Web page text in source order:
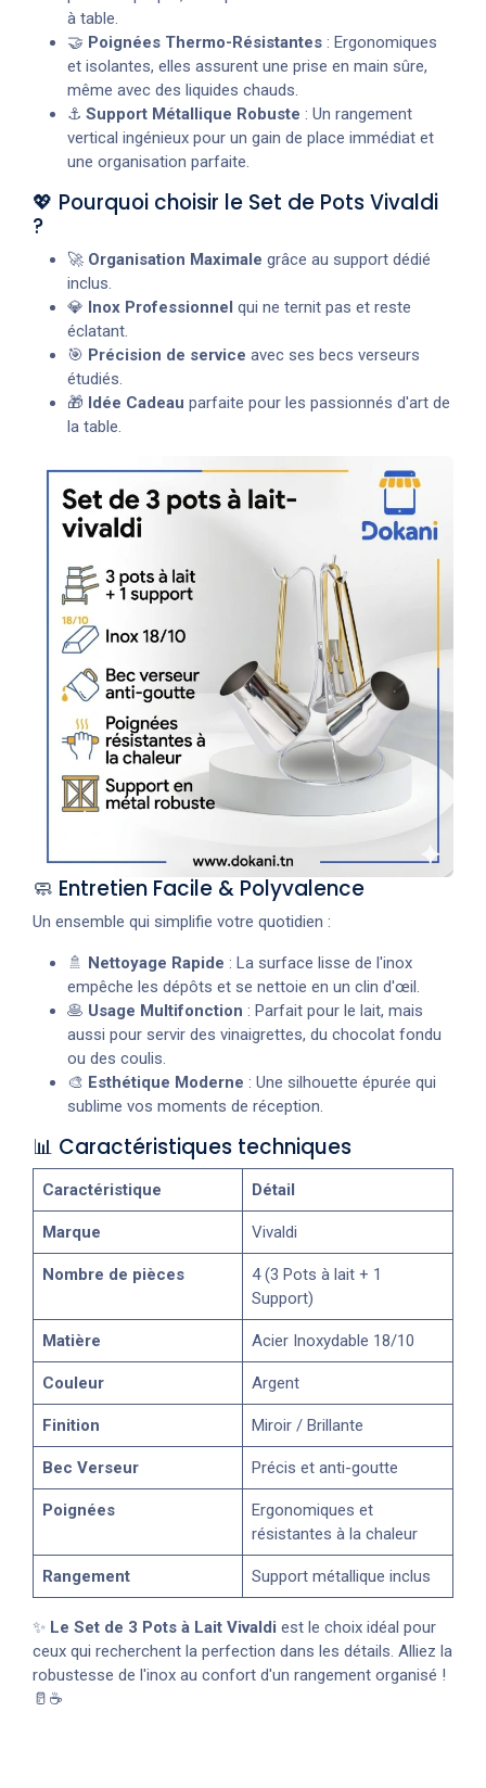
à table.
🤝 Poignées Thermo-Résistantes : Ergonomiques
et isolantes, elles assurent une prise en main sûre,
même avec des liquides chauds.
⚓ Support Métallique Robuste : Un rangement
vertical ingénieux pour un gain de place immédiat et
une organisation parfaite.
💖 Pourquoi choisir le Set de Pots Vivaldi
?
🚀 Organisation Maximale grâce au support dédié
inclus.
💎 Inox Professionnel qui ne ternit pas et reste
éclatant.
🎯 Précision de service avec ses becs verseurs
étudiés.
🎁 Idée Cadeau parfaite pour les passionnés d'art de
la table.
🧼 Entretien Facile & Polyvalence
Un ensemble qui simplifie votre quotidien :
🚿 Nettoyage Rapide : La surface lisse de l'inox
empêche les dépôts et se nettoie en un clin d'œil.
🥞 Usage Multifonction : Parfait pour le lait, mais
aussi pour servir des vinaigrettes, du chocolat fondu
ou des coulis.
🎨 Esthétique Moderne : Une silhouette épurée qui
sublime vos moments de réception.
📊 Caractéristiques techniques
Caractéristique Détail
Marque Vivaldi
Nombre de pièces
4 (3 Pots à lait + 1
Support)
Matière Acier Inoxydable 18/10
Couleur Argent
Finition Miroir / Brillante
Bec Verseur Précis et anti-goutte
Poignées
Ergonomiques et
résistantes à la chaleur
Rangement Support métallique inclus
✨ Le Set de 3 Pots à Lait Vivaldi est le choix idéal pour
ceux qui recherchent la perfection dans les détails. Alliez la
robustesse de l'inox au confort d'un rangement organisé !
🥛☕